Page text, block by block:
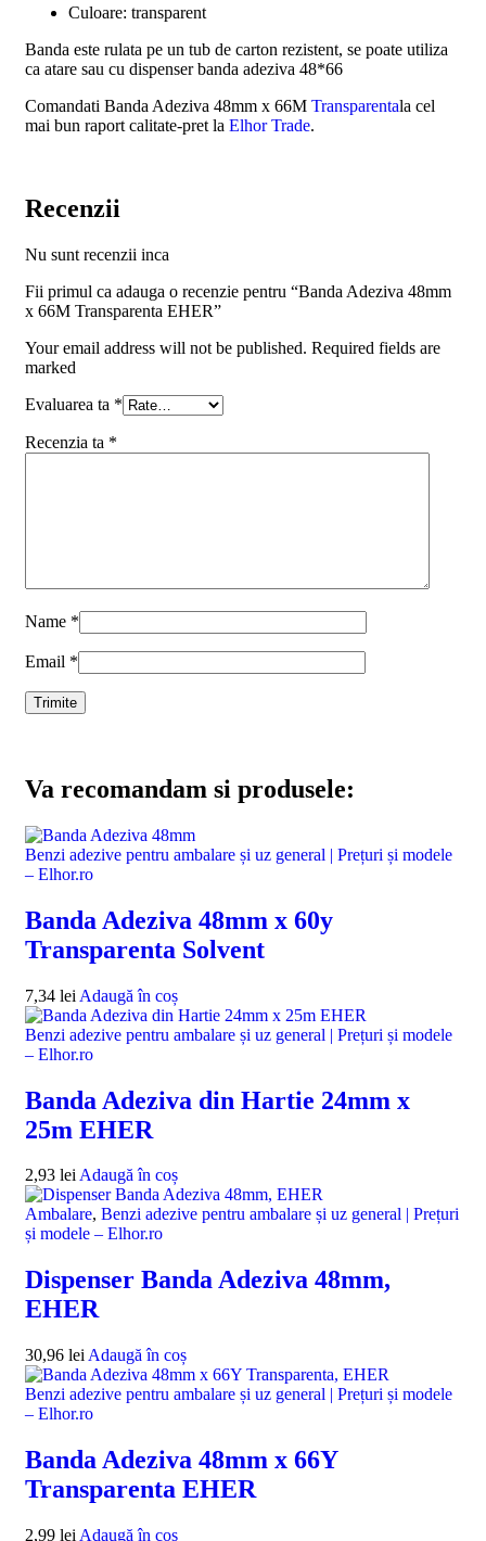
Culoare: transparent
Banda este rulata pe un tub de carton rezistent, se poate utiliza
ca atare sau cu dispenser banda adeziva 48*66
Comandati Banda Adeziva 48mm x 66M Transparentala cel
mai bun raport calitate-pret la Elhor Trade.
Recenzii
Nu sunt recenzii inca
Fii primul ca adauga o recenzie pentru “Banda Adeziva 48mm
x 66M Transparenta EHER”
Your email address will not be published. Required fields are
marked
Evaluarea ta *
Recenzia ta *
Name *
Email *
Va recomandam si produsele:
Benzi adezive pentru ambalare și uz general | Prețuri și modele
– Elhor.ro
Banda Adeziva 48mm x 60y
Transparenta Solvent
7,34 lei Adaugă în coș
Benzi adezive pentru ambalare și uz general | Prețuri și modele
– Elhor.ro
Banda Adeziva din Hartie 24mm x
25m EHER
2,93 leiAdaugă în coș
Ambalare, Benzi adezive pentru ambalare și uz general | Prețuri
și modele – Elhor.ro
Dispenser Banda Adeziva 48mm,
EHER
30,96 lei Adaugă în coș
Benzi adezive pentru ambalare și uz general | Prețuri și modele
– Elhor.ro
Banda Adeziva 48mm x 66Y
Transparenta EHER
2,99 lei Adaugă în coș